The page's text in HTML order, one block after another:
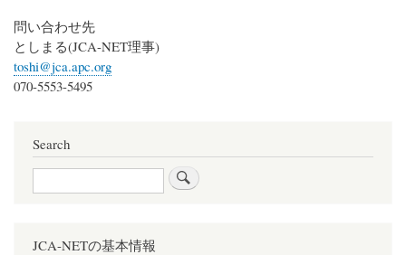
問い合わせ先
としまる(JCA-NET理事)
toshi@jca.apc.org
070-5553-5495
Search
Search
JCA-NETの基本情報